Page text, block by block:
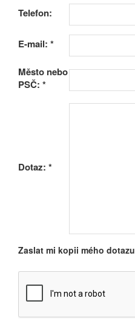
Telefon:
E-mail: *
Město nebo
PSČ: *
Dotaz: *
Zaslat mi kopii mého dotazu